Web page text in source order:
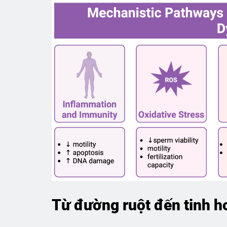
Từ đường ruột đến tinh